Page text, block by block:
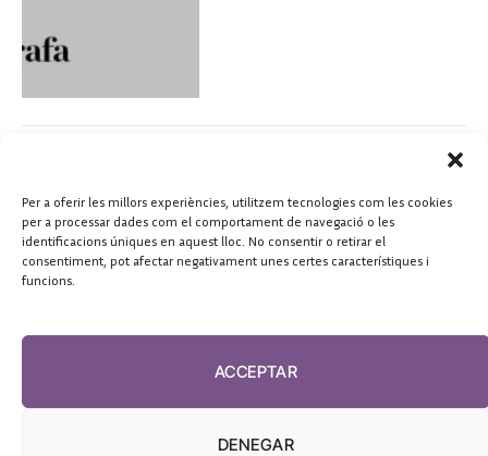
Per a oferir les millors experiències, utilitzem tecnologies com les cookies
per a processar dades com el comportament de navegació o les
identificacions úniques en aquest lloc. No consentir o retirar el
consentiment, pot afectar negativament unes certes característiques i
funcions.
ACCEPTAR
DENEGAR
La salut mental, una prioritat a
Barcelona
Gemma Tarafa
octubre 10,
2022